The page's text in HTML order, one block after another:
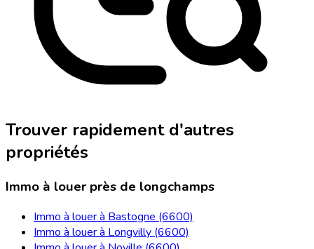
Trouver rapidement d'autres
propriétés
Immo à louer près de longchamps
Immo à louer à Bastogne (6600)
Immo à louer à Longvilly (6600)